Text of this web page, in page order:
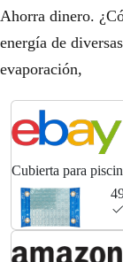
Ahorra dinero.
energía de
evaporación,
Cubierta para
cobertor solar